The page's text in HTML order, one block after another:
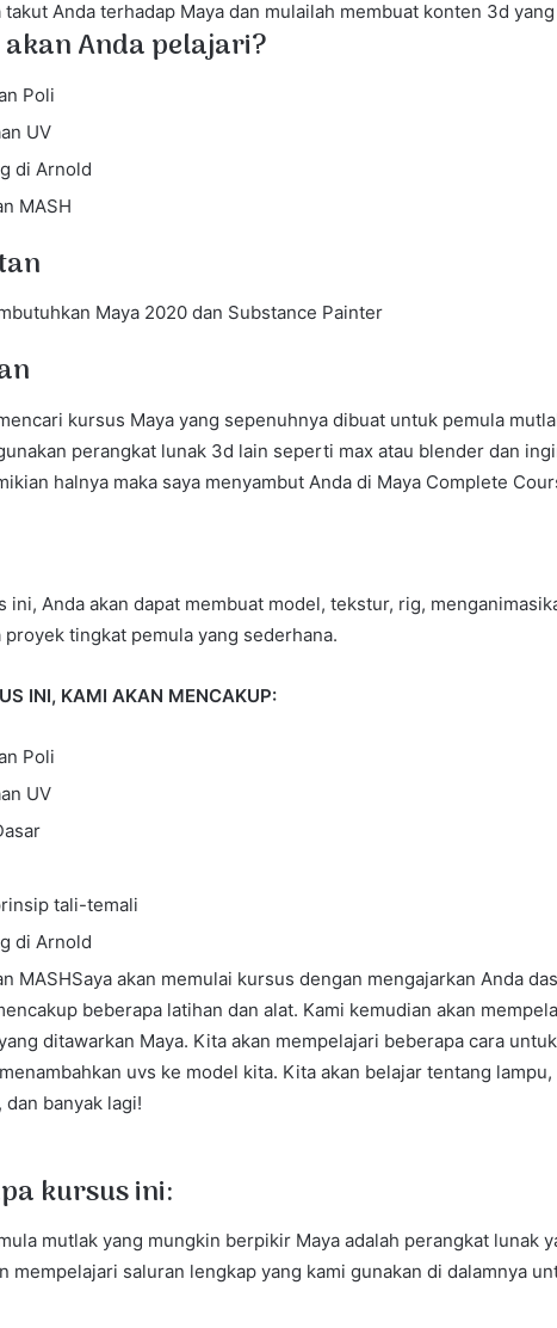
takut Anda terhadap Maya dan mulailah membuat konten 3d
akan Anda pelajari?
Poli
UV
di Arnold
MASH
Maya 2020 dan Substance Painter
kursus Maya yang sepenuhnya dibuat untuk pemula
perangkat lunak 3d lain seperti max atau blender dan
halnya maka saya menyambut Anda di Maya Complete
ini, Anda akan dapat membuat model, tekstur, rig,
proyek tingkat pemula yang sederhana.
INI, KAMI AKAN MENCAKUP:
Poli
UV
tali-temali
di Arnold
MASHSaya akan memulai kursus dengan mengajarkan Anda
beberapa latihan dan alat. Kami kemudian akan
ditawarkan Maya. Kita akan mempelajari beberapa cara
uvs ke model kita. Kita akan belajar tentang
dan banyak lagi!
kursus ini:
mutlak yang mungkin berpikir Maya adalah perangkat lunak
mempelajari saluran lengkap yang kami gunakan di dalamnya